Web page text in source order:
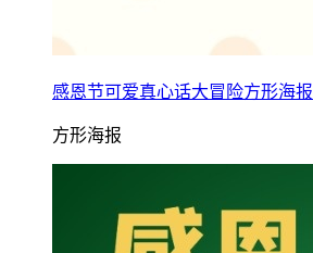
感恩节可爱真心话大冒险方形海报
方形海报